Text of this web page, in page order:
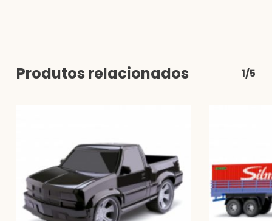
Produtos relacionados 1/5